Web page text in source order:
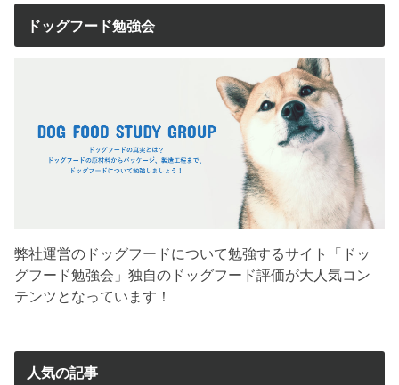
ドッグフード勉強会
弊社運営のドッグフードについて勉強するサイト「ドッ
グフード勉強会」独自のドッグフード評価が大人気コン
テンツとなっています！
人気の記事